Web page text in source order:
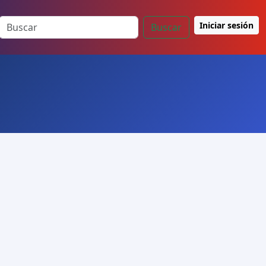
Buscar Iniciar sesión